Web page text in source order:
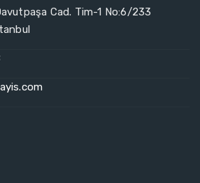
Cad. Tim-1 No:6/233